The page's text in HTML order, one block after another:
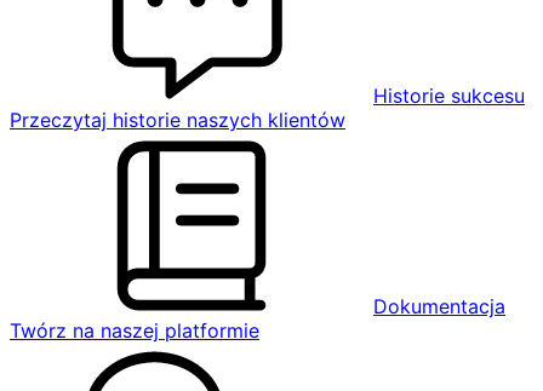
Historie sukcesu
Przeczytaj historie naszych klientów
Dokumentacja
Twórz na naszej platformie